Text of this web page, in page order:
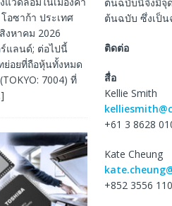
ต้นฉบับ ซึ่งเป็น
ติดต่อ
สื่อ
Kellie Smith
+61 3 8628
Kate Cheung
+852 3556
อซาก้า ประเทศ
งหาคม 2026
ร์แลนด์; ต่อไปนี้
ย่อยที่ถือหุ้นทั้งหมด
7004) ที่